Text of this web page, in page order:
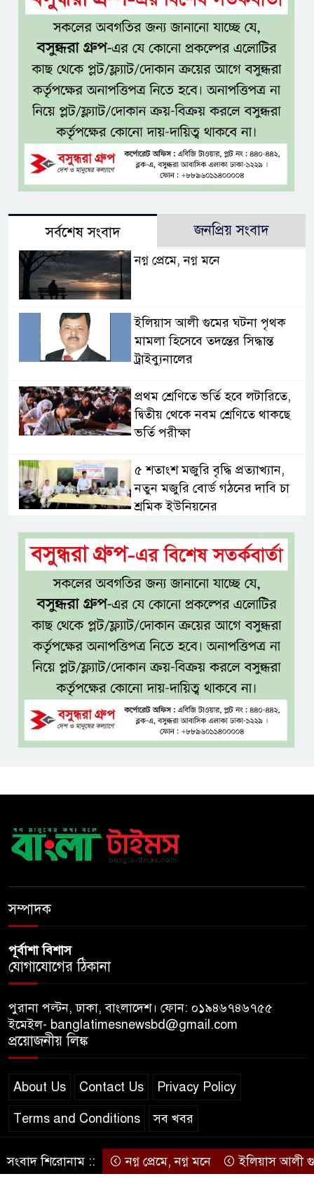
সর্বশেষ সংবাদ জনপ্রিয় সংবাদ
নগ্ন প্রেমে, নগ্ন মনে
ইলিয়াস আলী গুমের ঘটনা পৃথক
মামলা হিসেবে তদন্তের সিদ্ধান্ত
ট্রাইব্যুনালের
প্রথম শ্রেণিতে ভর্তি হবে লটারিতে,
দ্বিতীয় থেকে নবম শ্রেণিতে থাকছে
ভর্তি পরীক্ষা
৫ শতাংশ মজুরি বৃদ্ধি প্রত্যাখ্যান,
নতুন মজুরি বোর্ড গঠনের দাবি চা
শ্রমিক ইউনিয়নের
টাঙ্গাইল জেলা পরিষদের উদ্যোগে
২৩ লাখ টাকার আর্থিক অনুদানের
চেক বিতরণ
ধলেশ্বরী থেকে অবৈধ বালু উত্তোলন,
হুমকিতে শামসুল হক সেতু
বঙ্গভবনের নতুন বাসিন্দা কি মির্জা
ফখরুল? বিএনপিতে জোর
আলোচনা, সিদ্ধান্ত নেবেন তারেক
রহমান
বাংলাদেশে এলো থাইল্যান্ডের শীর্ষ
কফি ব্র্যান্ড ‘ক্যাফে আমাজন
সম্পাদক
পূর্বাশা বিশাস
যোগাযোগের ঠিকানা
পুরানা পল্টন, ঢাকা, বাংলাদেশ। ফোন: ০১৯৪৬৭৪৬৭৫৫
ইমেইল- banglatimesnewsbd@gmail.com
প্রয়োজনীয় লিঙ্ক
About Us Contact Us Privacy Policy
Terms and Conditions সব খবর
© স্বত্ব বাংলা-টাইমস ২০২০-২০২৪
সংবাদ শিরোনাম :: নগ্ন প্রেমে, নগ্ন মনে ইলিয়াস আলী গুমের